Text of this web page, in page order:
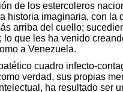
de los estercoleros
historia imaginaria, con
arriba del cuello;
que les ha venido
a Venezuela.
cuadro infecto-
verdad, sus propias
ha resultado ser